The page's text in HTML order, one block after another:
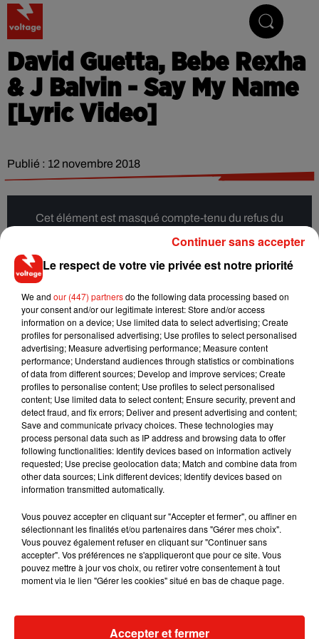
David Guetta, Bebe Rexha
& J Balvin - Say My Name
[Lyric Video]
Publié : 12 novembre 2018
Cet élément est masqué compte-tenu du refus du
dépôt de cookies que vous avez exprimé. Si vous
souhaitez l'afficher, merci de nous donner votre accord
en cliquant sur le bouton ci-dessous.
Afficher l'élément
Musique
Angèle et
Le respect de votre vie privée est notre priorité
We and our (447) partnersdo the following data processing based on
your consent and/or our legitimate interest: Store and/or access
information on a device; Use limited data to select advertising; Create
profiles for personalised advertising; Use profiles to select personalised
advertising; Measure advertising performance; Measure content
performance; Understand audiences through statistics or combinations
of data from different sources; Develop and improve services; Create
profiles to personalise content; Use profiles to select personalised
content; Use limited data to select content; Ensure security, prevent and
detect fraud, and fix errors; Deliver and present advertising and content;
Save and communicate privacy choices. These technologies may
process personal data such as IP address and browsing data to offer
following functionalities: Identify devices based on information actively
requested; Use precise geolocation data; Match and combine data from
other data sources; Link different devices; Identify devices based on
information transmitted automatically.
Vous pouvez accepter en cliquant sur "Accepter et fermer", ou affiner en
sélectionnant les finalités et/ou partenaires dans "Gérer mes choix".
Vous pouvez également refuser en cliquant sur "Continuer sans
accepter". Vos préférences ne s'appliqueront que pour ce site. Vous
pouvez mettre à jour vos choix, ou retirer votre consentement à tout
moment via le lien "Gérer les cookies" situé en bas de chaque page.
Accepter et fermer
Continuer sans accepter